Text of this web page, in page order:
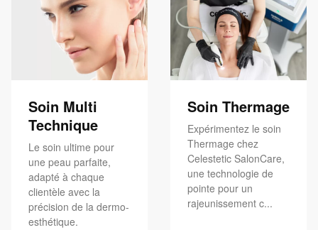
Soin Multi
Technique
Le soin ultime pour
une peau parfaite,
adapté à chaque
clientèle avec la
précision de la dermo-
esthétique.
Soin Thermage
Expérimentez le soin
Thermage chez
Celestetic SalonCare,
une technologie de
pointe pour un
rajeunissement c...